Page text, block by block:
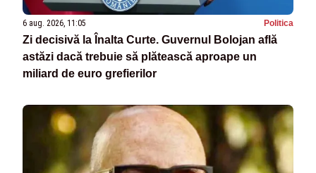
6 aug. 2026, 11:05 Politica
Zi decisivă la Înalta Curte. Guvernul Bolojan află
astăzi dacă trebuie să plătească aproape un
miliard de euro grefierilor